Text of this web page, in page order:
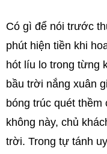
Có gì để nói trước
phút hiện tiền khi
hót líu lo trong từng
bầu trời nắng xuân
bóng trúc quét
không này, chủ
trời. Trong tự tánh